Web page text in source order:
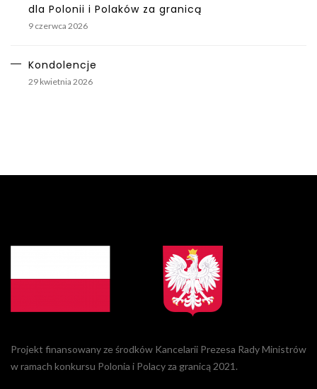
dla Polonii i Polaków za granicą
9 czerwca 2026
Kondolencje
29 kwietnia 2026
Projekt finansowany ze środków Kancelarii Prezesa Rady Ministrów
w ramach konkursu Polonia i Polacy za granicą 2021.